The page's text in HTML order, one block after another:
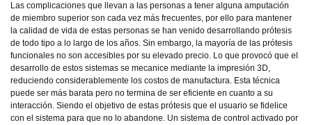
Las complicaciones que llevan a las personas a tener alguna amputación
de miembro superior son cada vez más frecuentes, por ello para mantener
la calidad de vida de estas personas se han venido desarrollando prótesis
de todo tipo a lo largo de los años. Sin embargo, la mayoría de las prótesis
funcionales no son accesibles por su elevado precio. Lo que provocó que el
desarrollo de estos sistemas se mecanice mediante la impresión 3D,
reduciendo considerablemente los costos de manufactura. Esta técnica
puede ser más barata pero no termina de ser eficiente en cuanto a su
interacción. Siendo el objetivo de estas prótesis que el usuario se fidelice
con el sistema para que no lo abandone. Un sistema de control activado por